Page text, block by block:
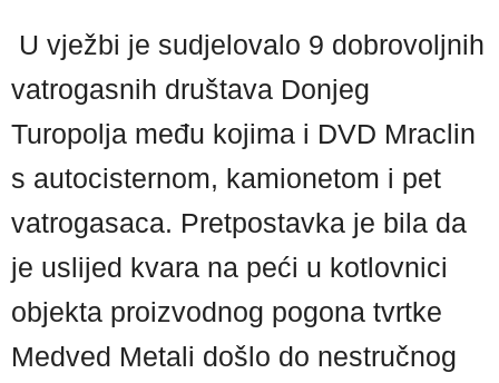
U vježbi je sudjelovalo 9 dobrovoljnih
vatrogasnih društava Donjeg
Turopolja među kojima i DVD Mraclin
s autocisternom, kamionetom i pet
vatrogasaca. Pretpostavka je bila da
je uslijed kvara na peći u kotlovnici
objekta proizvodnog pogona tvrtke
Medved Metali došlo do nestručnog